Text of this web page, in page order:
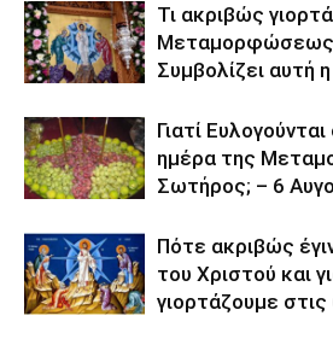
Τι ακριβώς
Μεταμορφώσεως
Συμβολίζει αυτή
Γιατί
ημέρα της
Σωτήρος; – 6
Πότε ακριβώς
του Χριστού και
γιορτάζουμε